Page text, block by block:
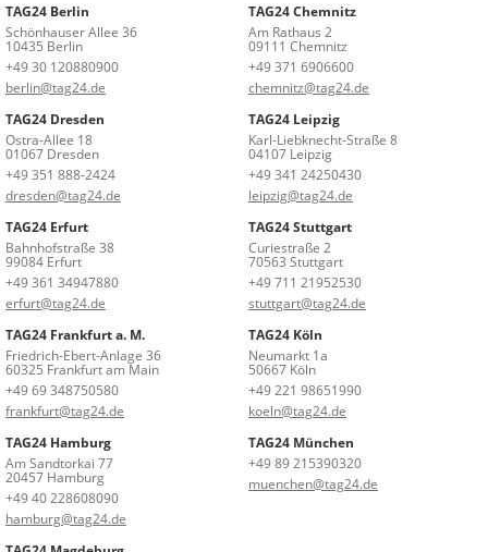
TAG24 Berlin
Schönhauser Allee 36
10435 Berlin
+49 30 120880900
berlin@tag24.de
TAG24 Chemnitz
Am Rathaus 2
09111 Chemnitz
+49 371 6906600
chemnitz@tag24.de
TAG24 Dresden
Ostra-Allee 18
01067 Dresden
+49 351 888-2424
dresden@tag24.de
TAG24 Leipzig
Karl-Liebknecht-Straße 8
04107 Leipzig
+49 341 24250430
leipzig@tag24.de
TAG24 Erfurt
Bahnhofstraße 38
99084 Erfurt
+49 361 34947880
erfurt@tag24.de
TAG24 Stuttgart
Curiestraße 2
70563 Stuttgart
+49 711 21952530
stuttgart@tag24.de
TAG24 Frankfurt a. M.
Friedrich-Ebert-Anlage 36
60325 Frankfurt am Main
+49 69 348750580
frankfurt@tag24.de
TAG24 Köln
Neumarkt 1a
50667 Köln
+49 221 98651990
koeln@tag24.de
TAG24 Hamburg
Am Sandtorkai 77
20457 Hamburg
+49 40 228608090
hamburg@tag24.de
TAG24 München
+49 89 215390320
muenchen@tag24.de